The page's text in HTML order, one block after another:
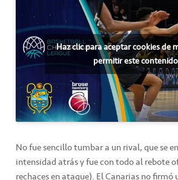
Haz clic para aceptar cookies de
permitir este contenido
No fue sencillo tumbar a un rival, que se
intensidad atrás y fue con todo al rebote
rechaces en ataque). El Canarias no